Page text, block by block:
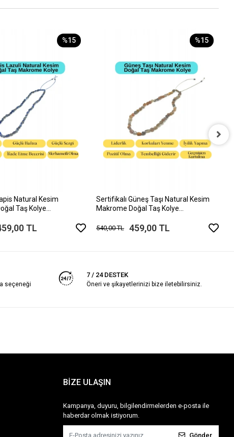
%15
Natural Kesim
Taş Kolye
TL
%15
Sertifikalı Güneş Taşı Natural Kesim
Makrome Doğal Taş Kolye
540,00 TL 459,00 TL
seçeneği
7 / 24 DESTEK
Öneri ve şikayetlerinizi bize iletebilirsiniz.
BİZE ULAŞIN
Kampanya, duyuru, bilgilendirmelerden e-posta ile
haberdar olmak istiyorum.
Gönder